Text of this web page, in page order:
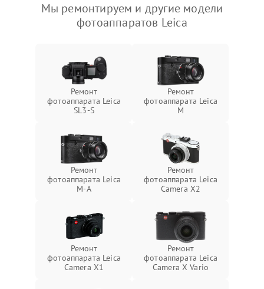
Мы ремонтируем и другие модели
фотоаппаратов Leica
Ремонт
фотоаппарата Leica
SL3‑S
Ремонт
фотоаппарата Leica
M
Ремонт
фотоаппарата Leica
M-A
Ремонт
фотоаппарата Leica
Camera X2
Ремонт
фотоаппарата Leica
Camera X1
Ремонт
фотоаппарата Leica
Camera X Vario